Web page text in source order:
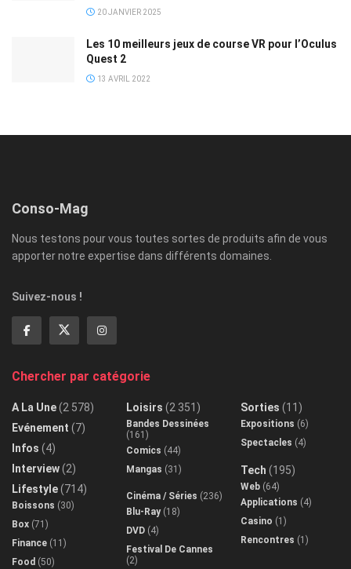
20 JANVIER 2025
Les 10 meilleurs jeux de course VR pour l’Oculus
Quest 2
13 AVRIL 2022
Conso-Mag
Nous testons pour vous toutes sortes de produits afin de vous
apporter notre expertise dans différents domaines.
Suivez-nous !
Chercher par catégorie
A La Une(2 578)
Evénement (7)
Infos (4)
Interview(2)
Lifestyle(714)
Boissons (30)
Box (71)
Finance (11)
Food (50)
Loisirs (2 351)
Bandes Dessinées
(161)
Comics (44)
Mangas (31)
Cinéma / Séries (236)
Blu-Ray(18)
DVD (4)
Festival De Cannes
(2)
Sorties (11)
Expositions (6)
Spectacles (4)
Tech (195)
Web (64)
Applications (4)
Casino (1)
Rencontres (1)